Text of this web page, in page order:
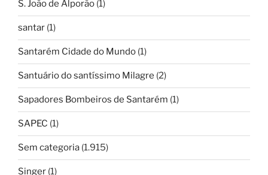
S. João de Alporão (1)
santar (1)
Santarém Cidade do Mundo (1)
Santuário do santíssimo Milagre (2)
Sapadores Bombeiros de Santarém (1)
SAPEC (1)
Sem categoria (1.915)
Singer (1)